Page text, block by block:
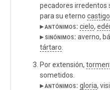
pecadores irredentos
para su eterno castigo
▸ antónimos: cielo,
▸ sinónimos: averno,
tártaro
Por extensión,
sometidos.
▸ antónimos: gloria,